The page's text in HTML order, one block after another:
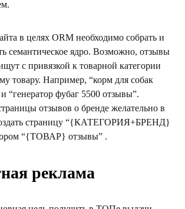
в целях ORM необходимо собрать и
семантическое ядро. Возможно, отзывы
с привязкой к товарной категории
товару. Например, “корм для собак
“генератор фубаг 5500 отзывы”.
отзывов о бренде желательно в
страницу “{КАТЕГОРИЯ+БРЕНД}
“{ТОВАР} отзывы” .
реклама